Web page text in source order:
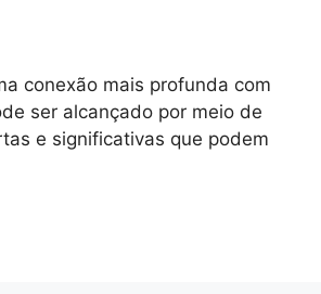
conexão mais profunda com
ser alcançado por meio de
e significativas que podem